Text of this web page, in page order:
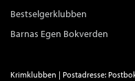
Bestselgerklubben
Barnas Egen Bokverden
Krimklubben | Postadresse: